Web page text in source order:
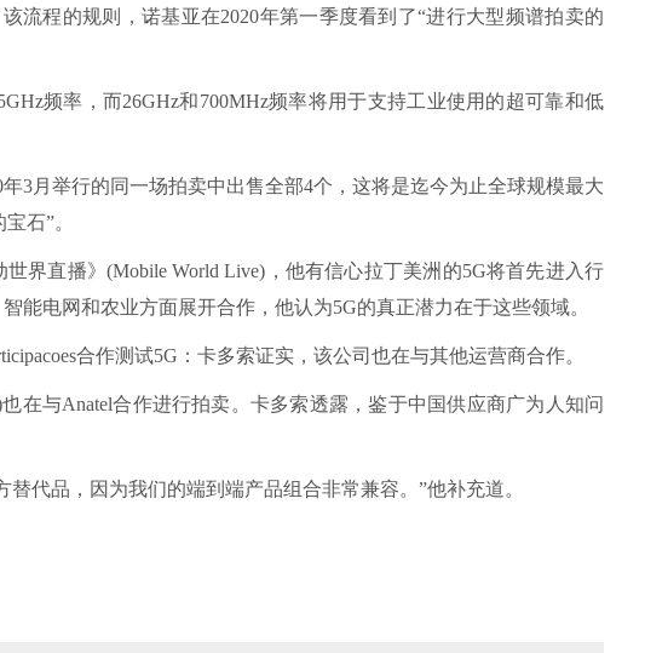
程的规则，诺基亚在2020年第一季度看到了“进行大型频谱拍卖的
频率，而26GHz和700MHz频率将用于支持工业使用的超可靠和低
月举行的同一场拍卖中出售全部4个，这将是迄今为止全球规模最大
石”。
直播》(Mobile World Live)，他有信心拉丁美洲的5G将首先进入行
能电网和农业方面展开合作，他认为5G的真正潜力在于这些领域。
合作测试5G：卡多索证实，该公司也在与其他运营商合作。
与Anatel合作进行拍卖。卡多索透露，鉴于中国供应商广为人知问
品，因为我们的端到端产品组合非常兼容。”他补充道。